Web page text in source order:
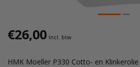
€26,00 Incl. btw
HMK Moeller P330 Cotto- en Klinkerolie